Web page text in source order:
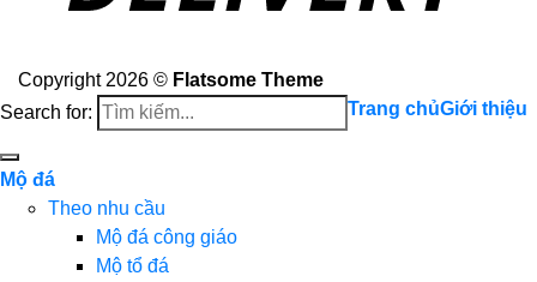
Copyright 2026 © Flatsome Theme
Search for:
Trang chủGiới thiệu
Mộ đá
Theo nhu cầu
Mộ đá công giáo
Mộ tổ đá